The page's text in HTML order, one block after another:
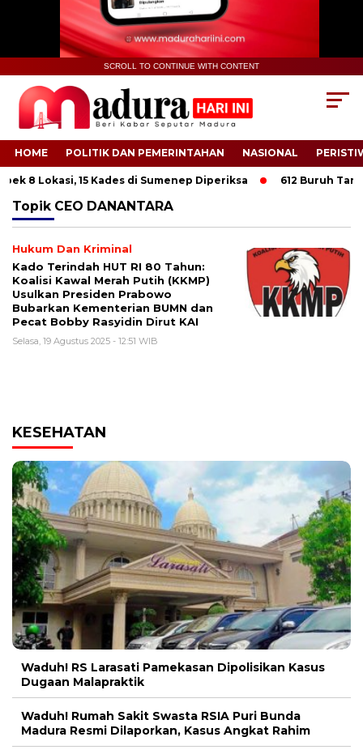
SCROLL TO CONTINUE WITH CONTENT
HOME POLITIK DAN PEMERINTAHAN NASIONAL
8 Lokasi, 15 Kades di Sumenep Diperiksa 612 Buruh Tani
Topik CEO DANANTARA
Hukum Dan Kriminal
Kado Terindah HUT RI 80 Tahun:
Koalisi Kawal Merah Putih (KKMP)
Usulkan Presiden Prabowo
Bubarkan Kementerian BUMN dan
Pecat Bobby Rasyidin Dirut KAI
Selasa, 19 Agustus 2025 - 12:51 WIB
KESEHATAN
Waduh! RS Larasati Pamekasan Dipolisikan Kasus
Dugaan Malapraktik
Waduh! Rumah Sakit Swasta RSIA Puri Bunda
Madura Resmi Dilaporkan, Kasus Angkat Rahim